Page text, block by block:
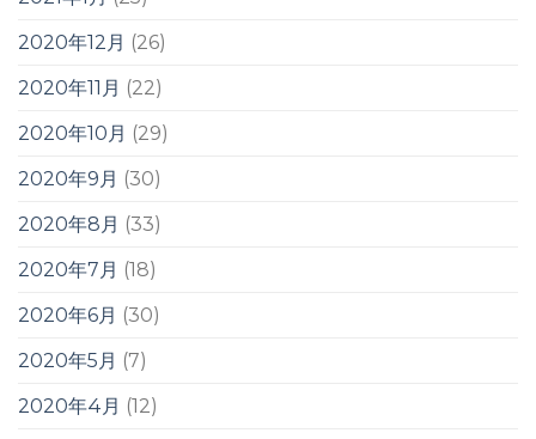
2020年12月 (26)
2020年11月 (22)
2020年10月 (29)
2020年9月 (30)
2020年8月 (33)
2020年7月 (18)
2020年6月 (30)
2020年5月 (7)
2020年4月 (12)